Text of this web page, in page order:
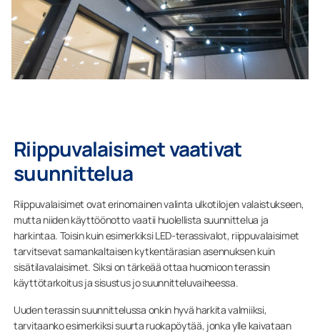
Riippuvalaisimet vaativat
suunnittelua
Riippuvalaisimet ovat erinomainen valinta ulkotilojen valaistukseen,
mutta niiden käyttöönotto vaatii huolellista suunnittelua ja
harkintaa. Toisin kuin esimerkiksi LED-terassivalot, riippuvalaisimet
tarvitsevat samankaltaisen kytkentärasian asennuksen kuin
sisätilavalaisimet. Siksi on tärkeää ottaa huomioon terassin
käyttötarkoitus ja sisustus jo suunnitteluvaiheessa.
Uuden terassin suunnittelussa onkin hyvä harkita valmiiksi,
tarvitaanko esimerkiksi suurta ruokapöytää, jonka ylle kaivataan